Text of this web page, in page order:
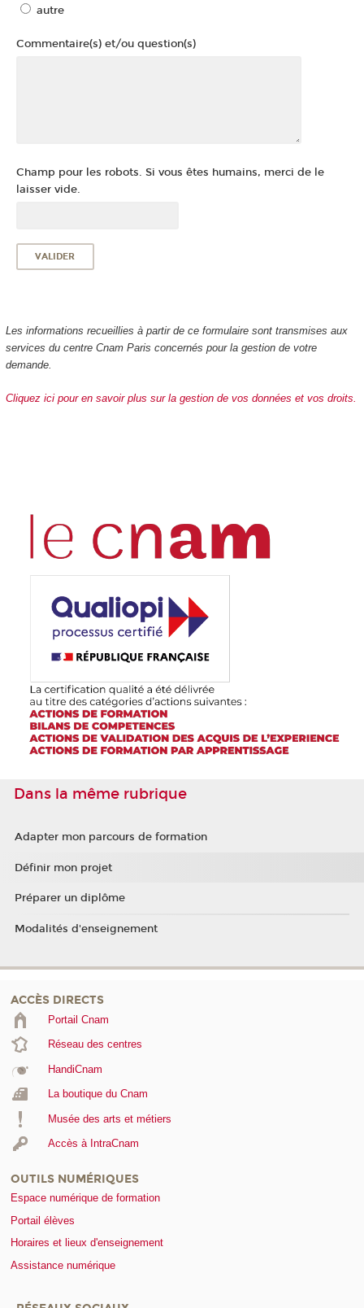
autre
Commentaire(s) et/ou question(s)
Champ pour les robots. Si vous êtes humains, merci de le
laisser vide.
Les informations recueillies à partir de ce formulaire sont transmises aux
services du centre Cnam Paris concernés pour la gestion de votre
demande.
Cliquez ici pour en savoir plus sur la gestion de vos données et vos droits.
Dans la même rubrique
Adapter mon parcours de formation
Définir mon projet
Préparer un diplôme
Modalités d'enseignement
ACCÈS DIRECTS
Portail Cnam
Réseau des centres
HandiCnam
La boutique du Cnam
Musée des arts et métiers
Accès à IntraCnam
OUTILS NUMÉRIQUES
Espace numérique de formation
Portail élèves
Horaires et lieux d'enseignement
Assistance numérique